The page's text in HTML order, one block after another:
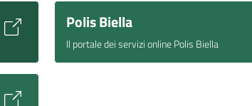
Polis Biella
Il portale dei servizi online Polis Biella